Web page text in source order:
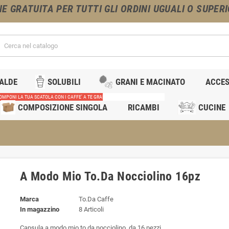
GRATUITA PER TUTTI GLI ORDINI UGUALI O
SOLUBILI GRANI E MACINATO
COMPOSIZIONE SINGOLA
LA TUA SCATOLA CON I CAFFE' A TE GRADITI
RICAMBI CUCINE
A Modo Mio To.Da Nocciolino 16pz
Marca
To.Da Caffe
In magazzino
8 Articoli